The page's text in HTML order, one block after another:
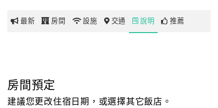
玩
地
圖
最新 房間 設施 交通 說明 推薦
房間預定
建議您更改住宿日期，或選擇其它飯店。